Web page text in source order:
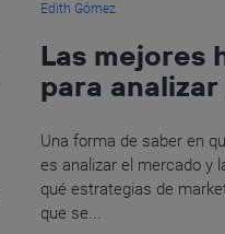
Edith Gómez
Las mejores
para
Una forma de saber en
es analizar el mercado y
qué estrategias de
que se...